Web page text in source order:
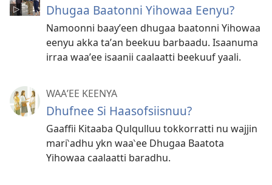
Dhugaa Baatonni Yihowaa Eenyu?
Namoonni baayʼeen dhugaa baatonni Yihowaa
eenyu akka taʼan beekuu barbaadu. Isaanuma
irraa waaʼee isaanii caalaatti beekuuf yaali.
WAAʼEE KEENYA
Dhufnee Si Haasofsiisnuu?
Gaaffii Kitaaba Qulqulluu tokkorratti nu wajjin
mari‵adhu ykn waa‵ee Dhugaa Baatota
Yihowaa caalaatti baradhu.